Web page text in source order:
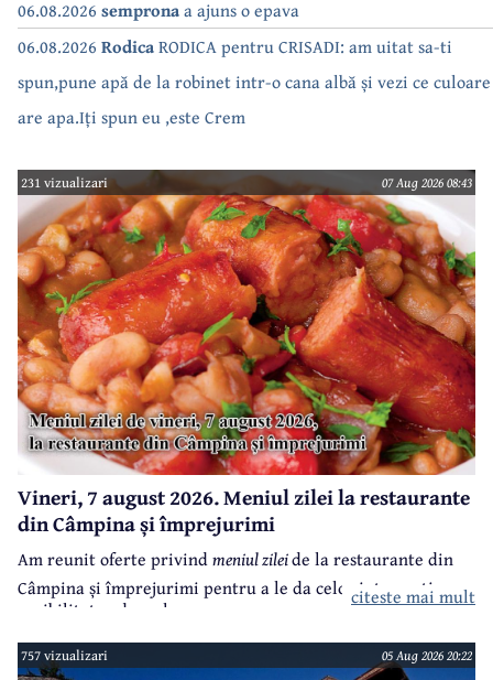
06.08.2026 sempronaa ajuns o epava
06.08.2026 RodicaRODICA pentru CRISADI: am uitat sa-ti
spun,pune apă de la robinet intr-o cana albă și vezi ce culoare
are apa.Iți spun eu ,este Crem
231 vizualizari 07 Aug 2026 08:43
Vineri, 7 august 2026. Meniul zilei la restaurante
din Câmpina și împrejurimi
Am reunit oferte privindmeniul zileide la restaurante din
Câmpina și împrejurimi pentru a le da celor interesați
posibilitatea de a alege.
citeste mai mult
757 vizualizari 05 Aug 2026 20:22